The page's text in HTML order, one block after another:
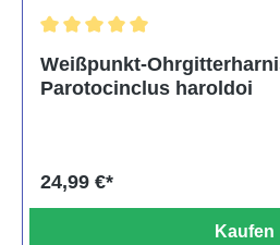
Weißpunkt-
Parotocinclus haroldoi
24,99 €*
Kaufen